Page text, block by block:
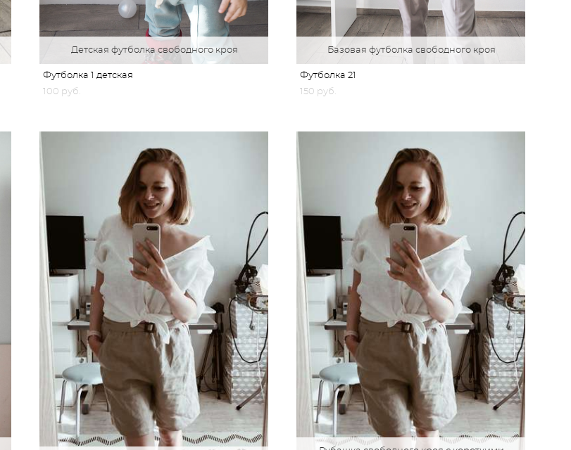
Детская футболка свободного кроя
Футболка 1 детская
100 pуб.
Базовая футболка свободного кроя
Футболка 21
150 pуб.